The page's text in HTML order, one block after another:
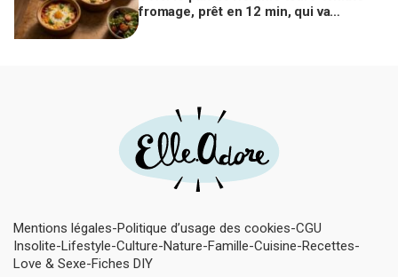
fromage, prêt en 12 min, qui va
Mentions légales Politique d’usage des cookies CGU
Insolite Lifestyle Culture Nature Famille Cuisine Recettes
Love & Sexe Fiches DIY